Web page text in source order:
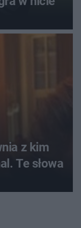
z kim
Te słowa